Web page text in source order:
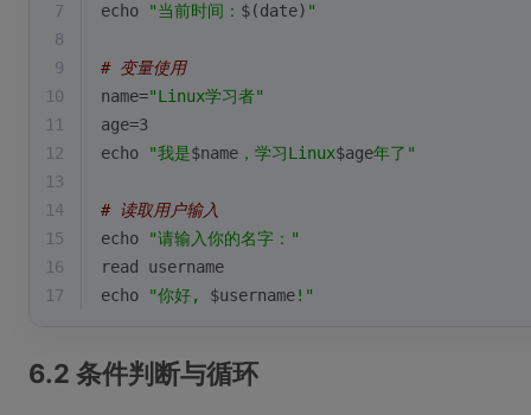
7
echo "当前时间： $(date) "
8
9
# 变量使用
10
name="Linux学习者"
11
age=3
12
echo "我是$name ，学习Linux$age年了"
13
14
# 读取用户输入
15
echo
"请输入你的名字："
16
read
username
17
echo "你好, $username!"
6.2 条件判断与循环